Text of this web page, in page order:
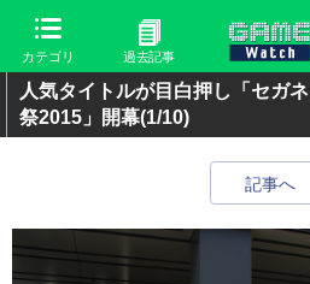
カテゴリ 過去記事
人気タイトルが目白押し「セガ
祭2015」開幕(1/10)
記事へ